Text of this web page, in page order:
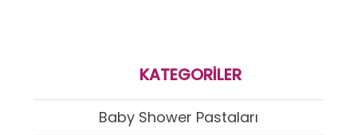
KATEGORILER
Baby Shower Pastaları